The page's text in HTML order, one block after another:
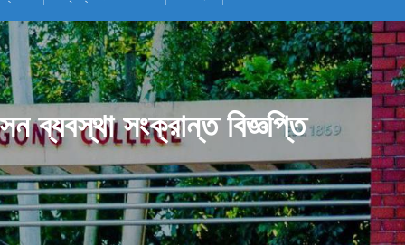
ব্যবস্থা সংক্রান্ত বিজ্ঞপ্তি